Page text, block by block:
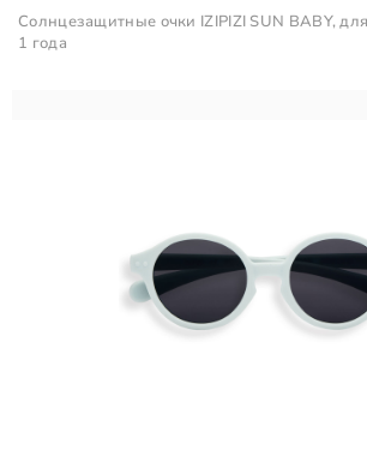
Солнцезащитные очки IZIPIZI SUN BABY,
1 года